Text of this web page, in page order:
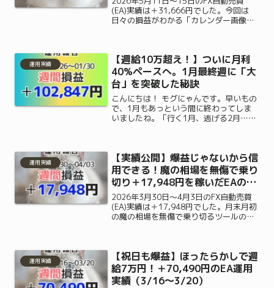
(EA)実績は＋31,666円でした。今回は
日々の損益がわかる「カレンダー画像」
ニター参加手順をご紹介します。
運用実績
【週給10万超え！】ついに月利
40%ペースへ。1月最終週に「大
台」を突破した秘訣
こんにちは！ モグにゃんです。早いもの
で、1月もあっという間に終わってしま
いましたね。「行く1月、逃げる2月…」
最終週（1/...
運用実績
【実績公開】爆益じゃないから信
用できる！魔の相場を無傷で乗り
切り＋17,948円を稼いだEAの
「守備力」（3/30〜4/3）
2026年3月30日〜4月3日のFX自動売買
(EA)実績は＋17,948円でした。月末月初
の魔の相場を無傷で乗り切るツールの
こちら。
運用実績
【祝日も爆益】ほったらかしで週
給7万円！＋70,490円のEA運用
実績（3/16〜3/20）